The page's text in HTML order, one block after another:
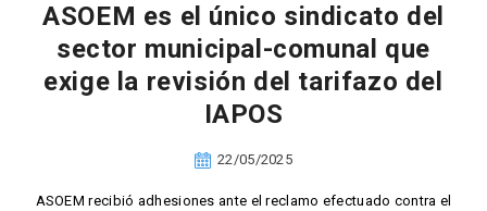
ASOEM es el único sindicato del
sector municipal-comunal que
exige la revisión del tarifazo del
IAPOS
22/05/2025
ASOEM recibió adhesiones ante el reclamo efectuado contra el